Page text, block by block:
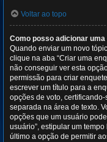
Voltar ao topo
Como posso adicionar uma
Quando enviar um novo
clique na aba “Criar uma
não conseguir ver esta
permissão para criar
escrever um título para a
opções de voto,
separada na área de texto.
opções que um usuário
usuário”, estipular um
último a opção de permitir